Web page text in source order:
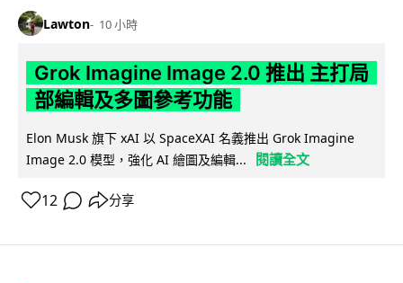
Lawton 10 小時
Grok Imagine Image 2.0 推出 主打局
部編輯及多圖參考功能
Elon Musk 旗下 xAI 以 SpaceXAI 名義推出 Grok Imagine
Image 2.0 模型，強化 AI 繪圖及編輯...
閱讀全文
12 分享